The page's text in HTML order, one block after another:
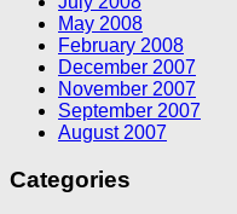
May 2008
February 2008
December 2007
November 2007
September 2007
August 2007
Categories